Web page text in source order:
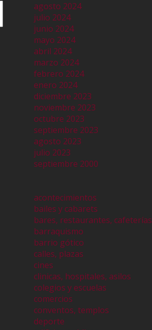
agosto 2024
julio 2024
junio 2024
mayo 2024
abril 2024
marzo 2024
febrero 2024
enero 2024
diciembre 2023
noviembre 2023
octubre 2023
septiembre 2023
agosto 2023
julio 2023
septiembre 2000
acontecimientos
bailes y cabarets
bares, restaurantes, cafeterías
barraquismo
barrio gótico
calles, plazas
cines
clinicas, hospitales, asilos
colegios y escuelas
comercios
conventos, templos
deporte